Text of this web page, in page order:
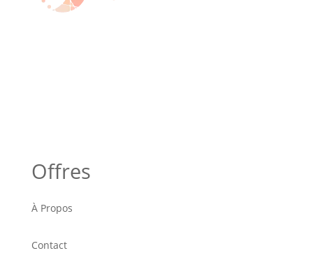
Offres
À Propos
Contact